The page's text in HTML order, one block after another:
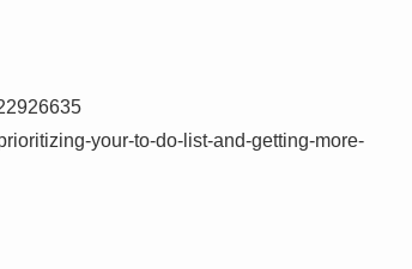
your-to-do-list-and-getting-more-